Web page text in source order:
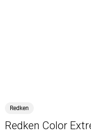
Redken
Redken Color